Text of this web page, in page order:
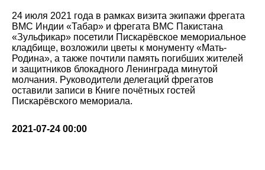
24 июля 2021 года в рамках визита экипажи фрегата
ВМС Индии «Табар» и фрегата ВМС Пакистана
«Зульфикар» посетили Пискарёвское мемориальное
кладбище, возложили цветы к монументу «Мать-
Родина», а также почтили память погибших жителей
и защитников блокадного Ленинграда минутой
молчания. Руководители делегаций фрегатов
оставили записи в Книге почётных гостей
Пискарёвского мемориала.
2021-07-24 00:00